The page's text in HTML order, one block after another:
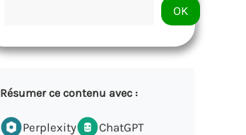
OK
Résumer ce contenu avec :
Perplexity
ChatGPT